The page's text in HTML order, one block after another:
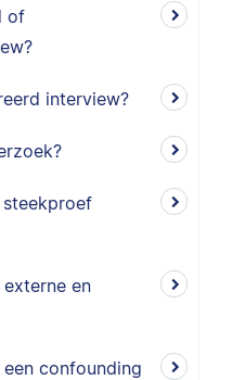
of
interview?
steekproef
en
confounding